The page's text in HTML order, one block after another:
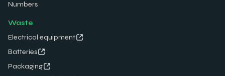
Numbers
Waste
Electrical equipment
Batteries
Packaging